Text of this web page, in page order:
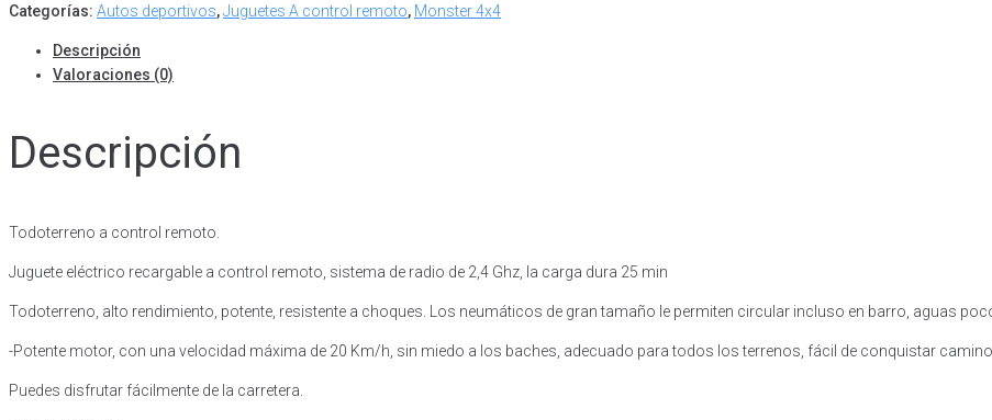
A
Remoto
Verde
Categorías: Autos deportivos,Juguetes A control remoto, Monster 4x4
Descripción
Valoraciones (0)
Descripción
Todoterreno a control remoto.
Juguete eléctrico recargable a control remoto, sistema de radio de 2,4 Ghz, la carga dura 25 min
Todoterreno, alto rendimiento, potente, resistente a choques. Los neumáticos de gran tamaño le permiten circular incluso en barro, aguas
-Potente motor, con una velocidad máxima de 20 Km/h, sin miedo a los baches, adecuado para todos los terrenos, fácil de conquistar
Puedes disfrutar fácilmente de la carretera.